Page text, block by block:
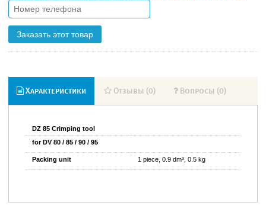
Заказать этот товар
Характеристики Отзывы (0) Вопросы (0)
DZ 85 Crimping tool
for DV 80 / 85 / 90 / 95
Packing unit 1 piece, 0.9 dm³, 0.5 kg